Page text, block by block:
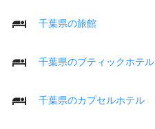
千葉県の旅館
千葉県のブティックホテル
千葉県のカプセルホテル